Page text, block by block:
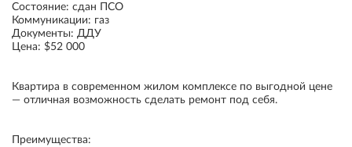
Состояние: сдан ПСО
Коммуникации: газ
Документы: ДДУ
Цена: $52 000
Квартира в современном жилом комплексе по выгодной цене
— отличная возможность сделать ремонт под себя.
Преимущества: